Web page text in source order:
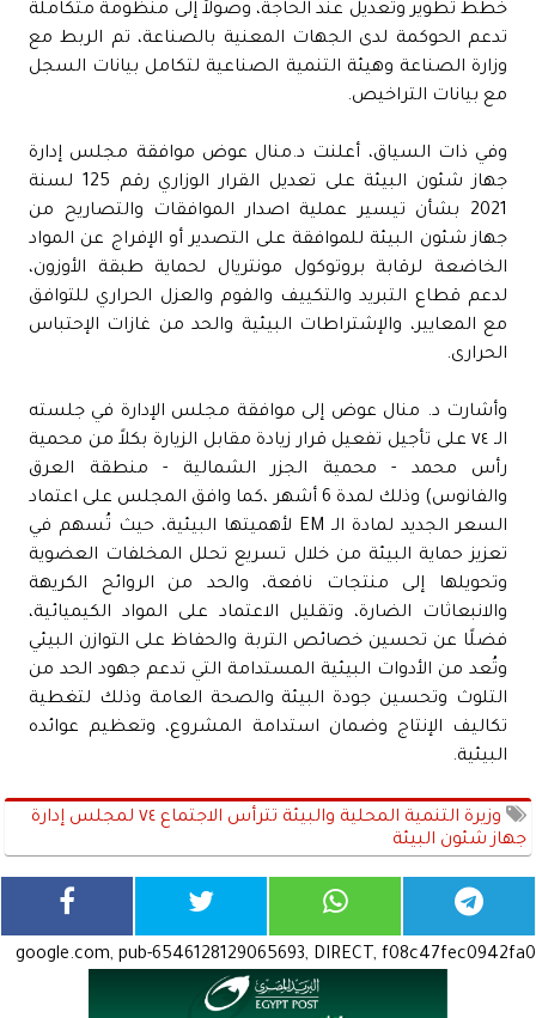
خطط تطوير وتعديل عند الحاجة، وصولاً إلى منظومة متكاملة
تدعم الحوكمة لدى الجهات المعنية بالصناعة، تم الربط مع
وزارة الصناعة وهيئة التنمية الصناعية لتكامل بيانات السجل
مع بيانات التراخيص.
وفي ذات السياق، أعلنت د.منال عوض موافقة مجلس إدارة
جهاز شئون البيئة على تعديل القرار الوزاري رقم 125 لسنة
2021 بشأن تيسير عملية اصدار الموافقات والتصاريح من
جهاز شئون البيئة للموافقة على التصدير أو الإفراج عن المواد
الخاضعة لرقابة بروتوكول مونتريال لحماية طبقة الأوزون،
لدعم قطاع التبريد والتكييف والفوم والعزل الحراري للتوافق
مع المعايير، والإشتراطات البيئية والحد من غازات الإحتباس
الحرارى.
وأشارت د. منال عوض إلى موافقة مجلس الإدارة في جلسته
الـ ٧٤ على تأجيل تفعيل قرار زيادة مقابل الزيارة بكلاً من محمية
رأس محمد - محمية الجزر الشمالية - منطقة العرق
والفانوس) وذلك لمدة 6 أشهر ،كما وافق المجلس على اعتماد
السعر الجديد لمادة الـ EM لأهميتها البيئية، حيث تُسهم في
تعزيز حماية البيئة من خلال تسريع تحلل المخلفات العضوية
وتحويلها إلى منتجات نافعة، والحد من الروائح الكريهة
والانبعاثات الضارة، وتقليل الاعتماد على المواد الكيميائية،
فضلًا عن تحسين خصائص التربة والحفاظ على التوازن البيئي
وتُعد من الأدوات البيئية المستدامة التي تدعم جهود الحد من
التلوث وتحسين جودة البيئة والصحة العامة وذلك لتغطية
تكاليف الإنتاج وضمان استدامة المشروع، وتعظيم عوائده
البيئية.
وزيرة التنمية المحلية والبيئة تترأس الاجتماع ٧٤ لمجلس إدارة
جهاز شئون البيئة
google.com, pub-6546128129065693, DIRECT, f08c47fec0942fa0